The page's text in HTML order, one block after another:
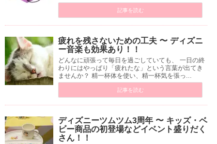
記事を読む
疲れを残さないための工夫 〜 ディズニ
ー音楽も効果あり！！
どんなに頑張って毎日を過ごしていても、 一日の終
わりにはやっぱり「疲れたな」という言葉が出てき
ませんか？ 精一杯体を使い、精一杯気を張っ...
記事を読む
ディズニーツムツム3周年 〜 キッズ・ベ
ビー商品の初登場などイベント盛りだく
さん！！